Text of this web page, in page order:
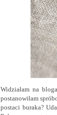
Widziałam na
postanowiłam
postaci buraka?